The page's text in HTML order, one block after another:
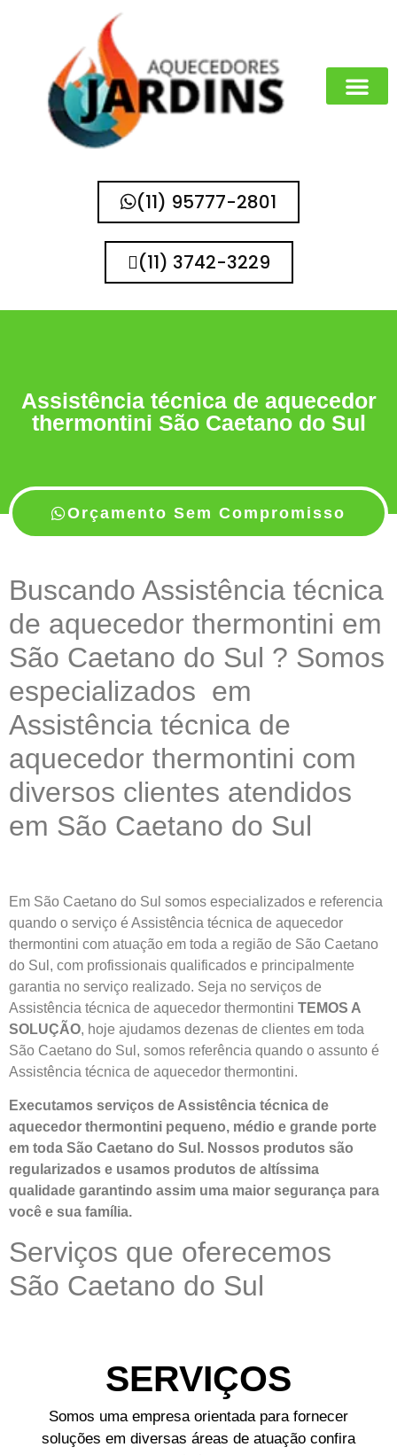
(11) 95777-2801
(11) 3742-3229
Assistência técnica de aquecedor
thermontini São Caetano do Sul
Orçamento Sem Compromisso
Buscando Assistência técnica
de aquecedor thermontini em
São Caetano do Sul ? Somos
especializados em
Assistência técnica de
aquecedor thermontini com
diversos clientes atendidos
em São Caetano do Sul
Em São Caetano do Sul somos especializados e referencia
quando o serviço é Assistência técnica de aquecedor
thermontini com atuação em toda a região de São Caetano
do Sul, com profissionais qualificados e principalmente
garantia no serviço realizado. Seja no serviços de
Assistência técnica de aquecedor thermontini TEMOS A
SOLUÇÃO, hoje ajudamos dezenas de clientes em toda
São Caetano do Sul, somos referência quando o assunto é
Assistência técnica de aquecedor thermontini.
Executamos serviços de Assistência técnica de
aquecedor thermontini pequeno, médio e grande porte
em toda São Caetano do Sul. Nossos produtos são
regularizados e usamos produtos de altíssima
qualidade garantindo assim uma maior segurança para
você e sua família.
Serviços que oferecemos
São Caetano do Sul
SERVIÇOS
Somos uma empresa orientada para fornecer
soluções em diversas áreas de atuação confira